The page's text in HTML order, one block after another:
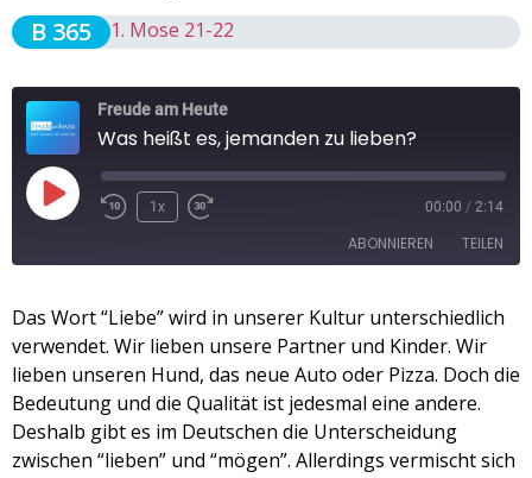
B 365 1. Mose 21-22
Freude am Heute
Was heißt es, jemanden zu lieben?
1x 00:00 / 2:14
ABONNIEREN TEILEN
Apple Podcasts Spotify
RSS FEED
TEILEN
LINK
EMBED
Das Wort “Liebe” wird in unserer Kultur unterschiedlich
verwendet. Wir lieben unsere Partner und Kinder. Wir
lieben unseren Hund, das neue Auto oder Pizza. Doch die
Bedeutung und die Qualität ist jedesmal eine andere.
Deshalb gibt es im Deutschen die Unterscheidung
zwischen “lieben” und “mögen”. Allerdings vermischt sich